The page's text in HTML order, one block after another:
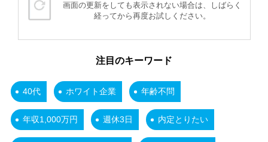
画面の更新をしても表示されない場合は、しばらく
経ってから再度お試しください。
注目のキーワード
40代 ホワイト企業 年齢不問
年収1,000万円 週休3日 内定とりたい